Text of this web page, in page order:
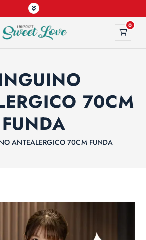
0
70CM
FUNDA
ANTEALERGICO 70CM FUNDA